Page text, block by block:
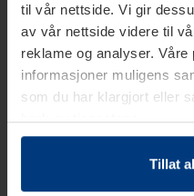
til vår nettside. Vi gir
av vår nettside videre til
reklame og analyser.
informasjoner muligens
som du har klargjort eller
bruk av tjenestene.
Etter loven kan vi lagre
datamaskin, hvis disse er
Tillat